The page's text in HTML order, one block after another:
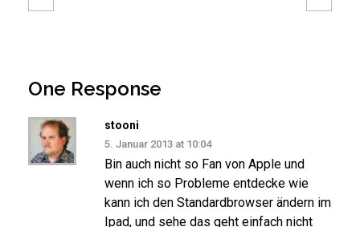
One Response
stooni
5. Januar 2013 at 10:04
Bin auch nicht so Fan von Apple und
wenn ich so Probleme entdecke wie
kann ich den Standardbrowser ändern im
Ipad, und sehe das geht einfach nicht